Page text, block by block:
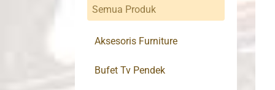
Semua Produk
Aksesoris Furniture
Bufet Tv Pendek